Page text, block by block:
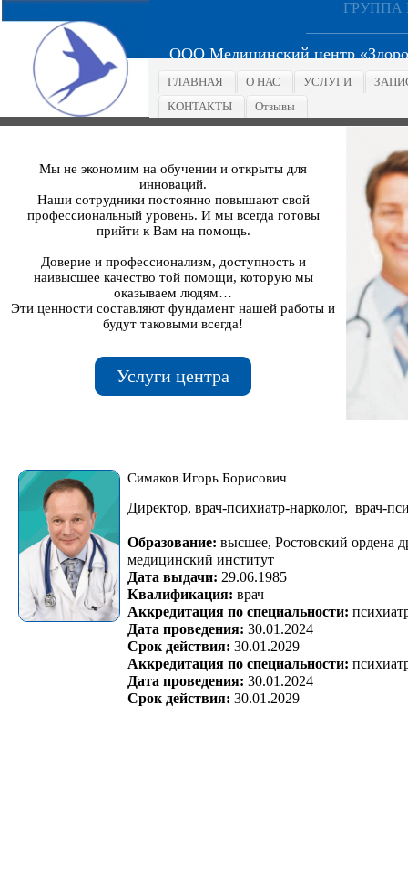
ООО Медицинский центр
ГЛАВНАЯ О НАС УСЛУГИ
КОНТАКТЫ
Отзывы
Мы не экономим на обучении и открыты для
инноваций.
Наши сотрудники постоянно повышают свой
профессиональный уровень. И мы всегда готовы
прийти к Вам на помощь.
Доверие и профессионализм, доступность и
наивысшее качество той помощи, которую мы
оказываем людям…
Эти ценности составляют фундамент нашей работы и
будут таковыми всегда!
Услуги центра
Симаков Игорь Борисович
Директор, врач-психиатр-нарколог, врач-
Образование: высшее, Ростовский ордена
медицинский институт
Дата выдачи: 29.06.1985
Квалификация: врач
Аккредитация по специальности:
Дата проведения: 30.01.2024
Срок действия: 30.01.2029
Аккредитация по специальности:
Дата проведения: 30.01.2024
Срок действия: 30.01.2029